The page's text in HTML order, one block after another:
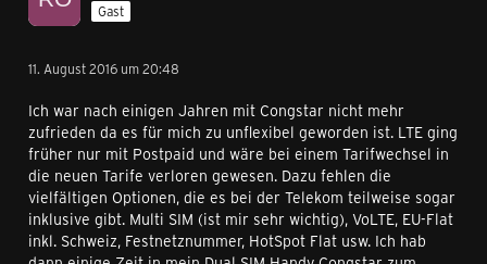
Gast
11. August 2016 um 20:48
Ich war nach einigen Jahren mit Congstar nicht mehr
zufrieden da es für mich zu unflexibel geworden ist. LTE ging
früher nur mit Postpaid und wäre bei einem Tarifwechsel in
die neuen Tarife verloren gewesen. Dazu fehlen die
vielfältigen Optionen, die es bei der Telekom teilweise sogar
inklusive gibt. Multi SIM (ist mir sehr wichtig), VoLTE, EU-Flat
inkl. Schweiz, Festnetznummer, HotSpot Flat usw. Ich hab